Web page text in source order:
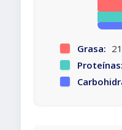
Grasa:
Proteínas: